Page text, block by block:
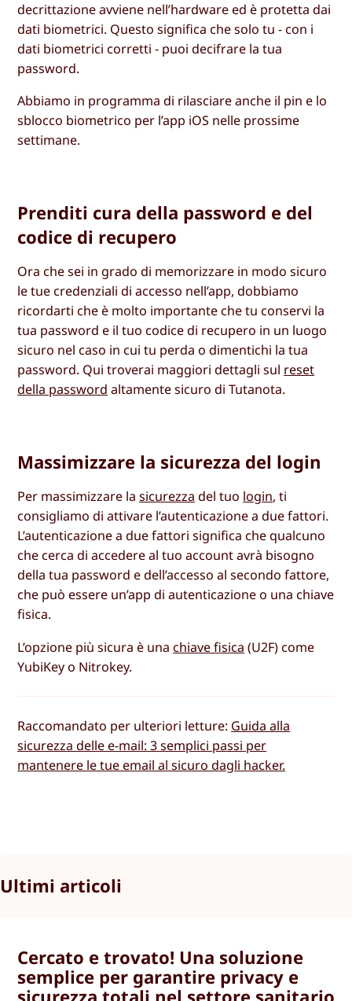
decrittazione avviene nell’hardware ed è protetta dai
dati biometrici. Questo significa che solo tu - con i
dati biometrici corretti - puoi decifrare la tua
password.
Abbiamo in programma di rilasciare anche il pin e lo
sblocco biometrico per l’app iOS nelle prossime
settimane.
Prenditi cura della password e del
codice di recupero
Ora che sei in grado di memorizzare in modo sicuro
le tue credenziali di accesso nell’app, dobbiamo
ricordarti che è molto importante che tu conservi la
tua password e il tuo codice di recupero in un luogo
sicuro nel caso in cui tu perda o dimentichi la tua
password. Qui troverai maggiori dettagli sul reset
della password altamente sicuro di Tutanota.
Massimizzare la sicurezza del login
Per massimizzare lasicurezza del tuo login, ti
consigliamo di attivare l’autenticazione a due fattori.
L’autenticazione a due fattori significa che qualcuno
che cerca di accedere al tuo account avrà bisogno
della tua password e dell’accesso al secondo fattore,
che può essere un’app di autenticazione o una chiave
fisica.
L’opzione più sicura è una chiave fisica (U2F) come
YubiKey o Nitrokey.
Raccomandato per ulteriori letture: Guida alla
sicurezza delle e-mail: 3 semplici passi per
mantenere le tue email al sicuro dagli hacker.
Ultimi articoli
Cercato e trovato! Una soluzione
semplice per garantire privacy e